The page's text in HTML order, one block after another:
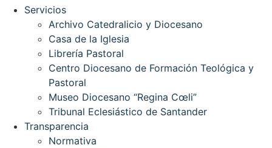
Servicios
Archivo Catedralicio y Diocesano
Casa de la Iglesia
Librería Pastoral
Centro Diocesano de Formación Teológica y
Pastoral
Museo Diocesano “Regina Cœli”
Tribunal Eclesiástico de Santander
Transparencia
Normativa